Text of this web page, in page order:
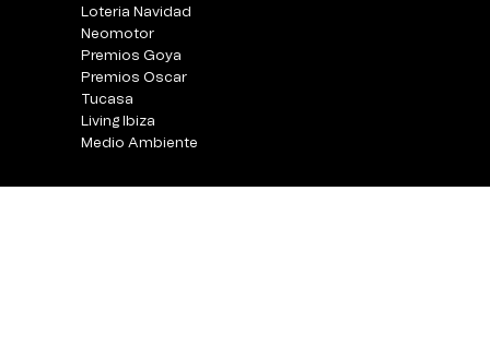
Loteria Navidad
Neomotor
Premios Goya
Premios Oscar
Tucasa
Living Ibiza
Medio Ambiente